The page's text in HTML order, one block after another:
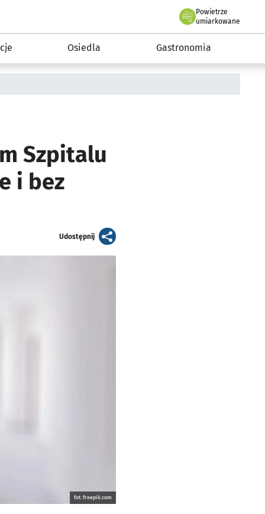
Powietrze
we Wrocławiu
umiarkowane
Osiedla Gastronomia
Szpitalu
i bez
Udostępnijartykuł
fot. freepik.com